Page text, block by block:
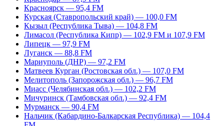
Красноярск — 95,4 FM
Курская (Ставропольский край) — 100,0 FM
Кызыл (Республика Тыва) — 104,8 FM
Лимасол (Республика Кипр) — 102,9 FM и 107,9 FM
Липецк — 97,9 FM
Луганск — 88,8 FM
Мариуполь (ДНР) — 97,2 FM
Матвеев Курган (Ростовская обл.) — 107,0 FM
Мелитополь (Запорожская обл.) — 96,7 FM
Миасс (Челябинская обл.) — 102,2 FM
Мичуринск (Тамбовская обл.) — 92,4 FM
Мурманск — 90,4 FM
Нальчик (Кабардино-Балкарская Республика) — 104,4